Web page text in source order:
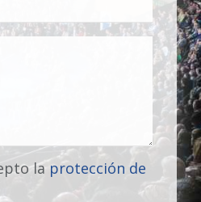
la protección de